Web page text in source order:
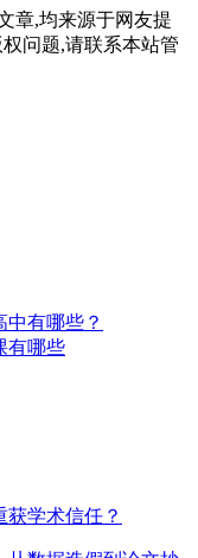
章,均来源于网友提
问题,请联系本站管
中有哪些？
有哪些
学术信任？